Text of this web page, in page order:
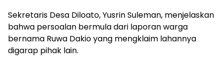
Sekretaris Desa Diloato, Yusrin Suleman, menjelaskan
bahwa persoalan bermula dari laporan warga
bernama Ruwa Dakio yang mengklaim lahannya
digarap pihak lain.